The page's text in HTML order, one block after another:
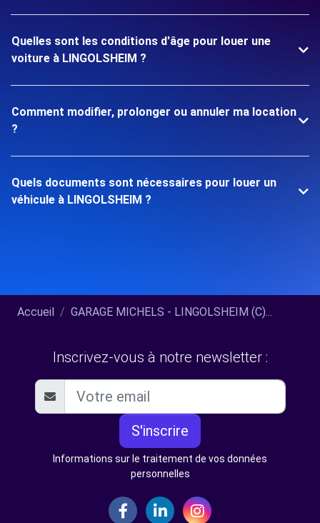
Quelles sont les conditions d'âge pour louer une
voiture à LINGOLSHEIM ?
Comment modifier, prolonger ou annuler ma location
?
Quels documents sont nécessaires pour louer un
véhicule à LINGOLSHEIM ?
Accueil GARAGE MICHELS - LINGOLSHEIM (C)...
Inscrivez-vous à notre newsletter :
S'inscrire
Informations sur le traitement de vos données
personnelles